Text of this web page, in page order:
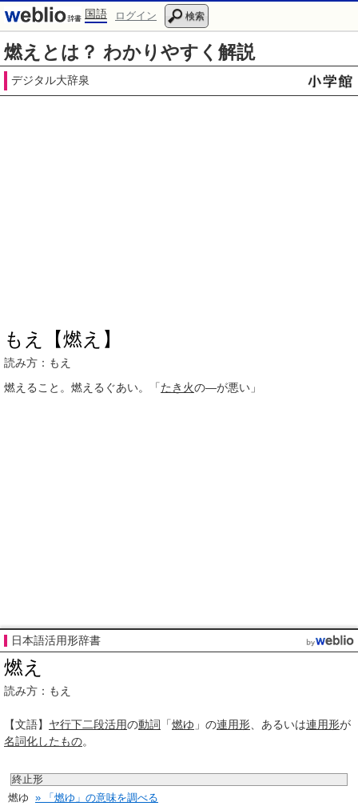
国語 ログイン 検索
燃えとは？ わかりやすく解説
デジタル大辞泉
もえ【燃え】
読み方：もえ
燃えること。燃えるぐあい。「たき火の―が悪い」
日本語活用形辞書
燃え
読み方：もえ
【文語】 ヤ行下二段活用の動詞 「燃ゆ 」の連用形 、あるいは連用形が
名詞化したもの。
終止形
燃ゆ » 「燃ゆ」の意味を調べる